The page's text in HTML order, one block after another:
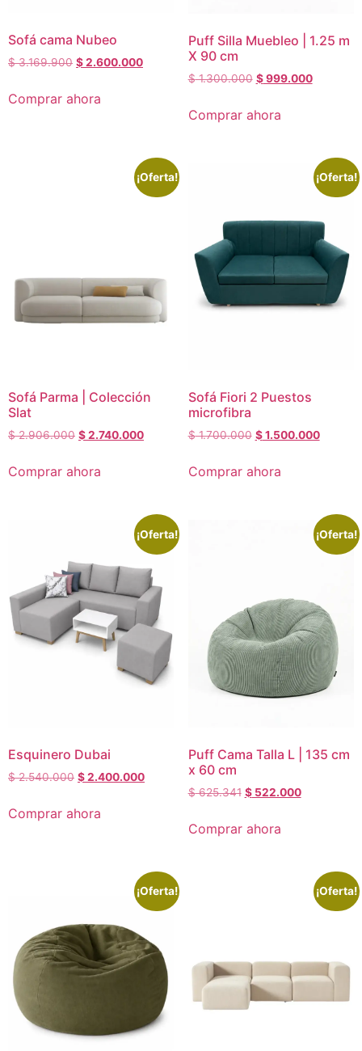
Sofá cama Nubeo
$3.169.900 $2.600.000
Comprar ahora
Puff Silla Muebleo | 1.25 m
X 90 cm
$1.300.000 $999.000
Comprar ahora
¡Oferta!
Sofá Parma | Colección
Slat
$2.906.000 $2.740.000
Comprar ahora
¡Oferta!
Sofá Fiori 2 Puestos
microfibra
$1.700.000 $1.500.000
Comprar ahora
¡Oferta!
Esquinero Dubai
$2.540.000 $2.400.000
Comprar ahora
¡Oferta!
Puff Cama Talla L | 135 cm
x 60 cm
$625.341 $522.000
Comprar ahora
¡Oferta! ¡Oferta!